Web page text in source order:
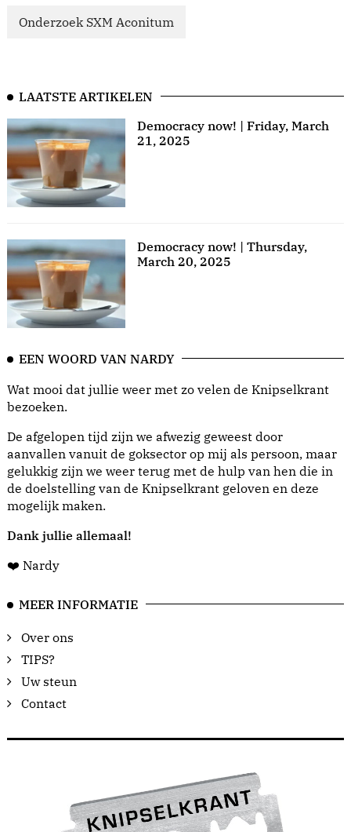
Onderzoek SXM Aconitum
LAATSTE ARTIKELEN
Democracy now! | Friday, March
21, 2025
Democracy now! | Thursday,
March 20, 2025
EEN WOORD VAN NARDY
Wat mooi dat jullie weer met zo velen de Knipselkrant
bezoeken.
De afgelopen tijd zijn we afwezig geweest door
aanvallen vanuit de goksector op mij als persoon, maar
gelukkig zijn we weer terug met de hulp van hen die in
de doelstelling van de Knipselkrant geloven en deze
mogelijk maken.
Dank jullie allemaal!
❤️ Nardy
MEER INFORMATIE
Over ons
TIPS?
Uw steun
Contact